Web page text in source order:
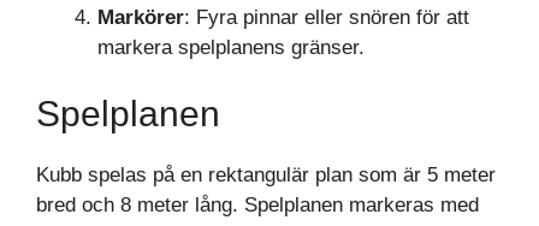
Markörer: Fyra pinnar eller snören för att
markera spelplanens gränser.
Spelplanen
Kubb spelas på en rektangulär plan som är 5 meter
bred och 8 meter lång. Spelplanen markeras med